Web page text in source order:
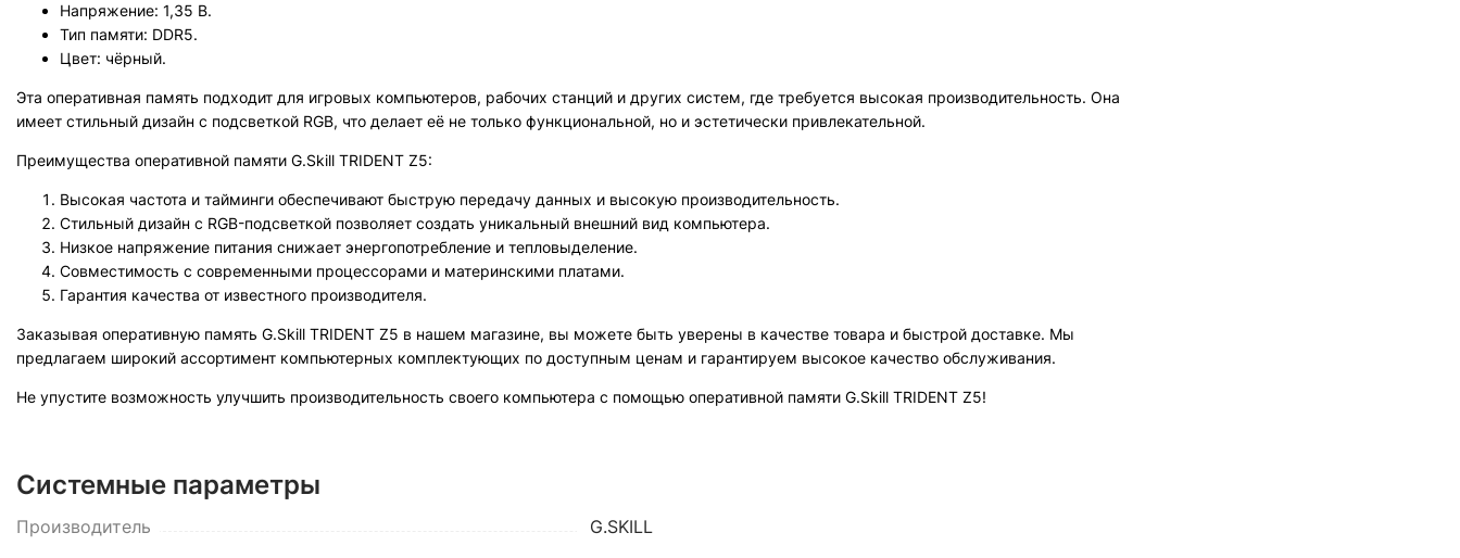
Напряжение: 1,35 В.
Тип памяти: DDR5.
Цвет: чёрный.
Эта оперативная память подходит для игровых компьютеров, рабочих станций и других систем, где требуется высокая производительность. Она
имеет стильный дизайн с подсветкой RGB, что делает её не только функциональной, но и эстетически привлекательной.
Преимущества оперативной памяти G.Skill TRIDENT Z5:
Высокая частота и тайминги обеспечивают быструю передачу данных и высокую производительность.
Стильный дизайн с RGB-подсветкой позволяет создать уникальный внешний вид компьютера.
Низкое напряжение питания снижает энергопотребление и тепловыделение.
Совместимость с современными процессорами и материнскими платами.
Гарантия качества от известного производителя.
Заказывая оперативную память G.Skill TRIDENT Z5 в нашем магазине, вы можете быть уверены в качестве товара и быстрой доставке. Мы
предлагаем широкий ассортимент компьютерных комплектующих по доступным ценам и гарантируем высокое качество обслуживания.
Не упустите возможность улучшить производительность своего компьютера с помощью оперативной памяти G.Skill TRIDENT Z5!
Системные параметры
Производитель G.SKILL